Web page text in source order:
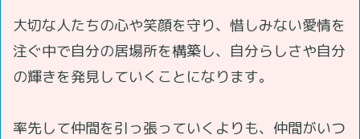
大切な人たちの心や笑顔を守り、惜しみない愛情を
注ぐ中で自分の居場所を構築し、自分らしさや自分
の輝きを発見していくことになります。
率先して仲間を引っ張っていくよりも、仲間がいつ